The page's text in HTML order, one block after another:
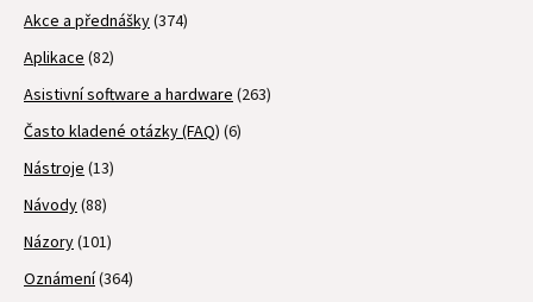
Akce a přednášky(374)
Aplikace (82)
Asistivní software a hardware (263)
Často kladené otázky (FAQ) (6)
Nástroje (13)
Návody(88)
Názory(101)
Oznámení(364)